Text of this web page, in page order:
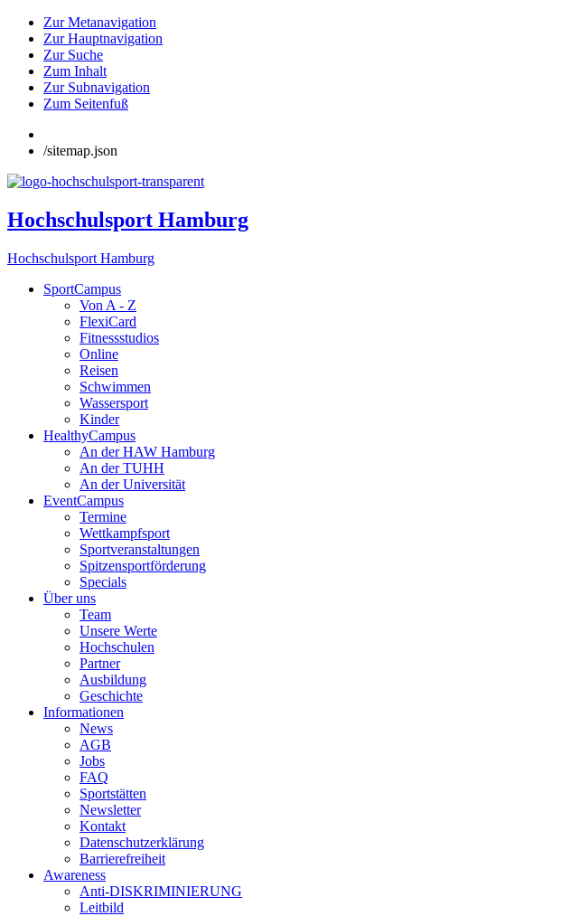
Zur Metanavigation
Zur Hauptnavigation
Zur Suche
Zum Inhalt
Zur Subnavigation
Zum Seitenfuß
/sitemap.json
Hochschulsport Hamburg
Hochschulsport Hamburg
SportCampus
Von A - Z
FlexiCard
Fitnessstudios
Online
Reisen
Schwimmen
Wassersport
Kinder
HealthyCampus
An der HAW Hamburg
An der TUHH
An der Universität
EventCampus
Termine
Wettkampfsport
Sportveranstaltungen
Spitzensportförderung
Specials
Über uns
Team
Unsere Werte
Hochschulen
Partner
Ausbildung
Geschichte
Informationen
News
AGB
Jobs
FAQ
Sportstätten
Newsletter
Kontakt
Datenschutzerklärung
Barrierefreiheit
Awareness
Anti-DISKRIMINIERUNG
Leitbild